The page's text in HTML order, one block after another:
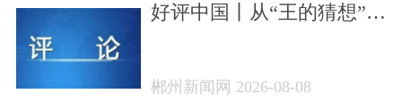
好评中国丨从“王的猜想”看
郴州新闻网 2026-08-08